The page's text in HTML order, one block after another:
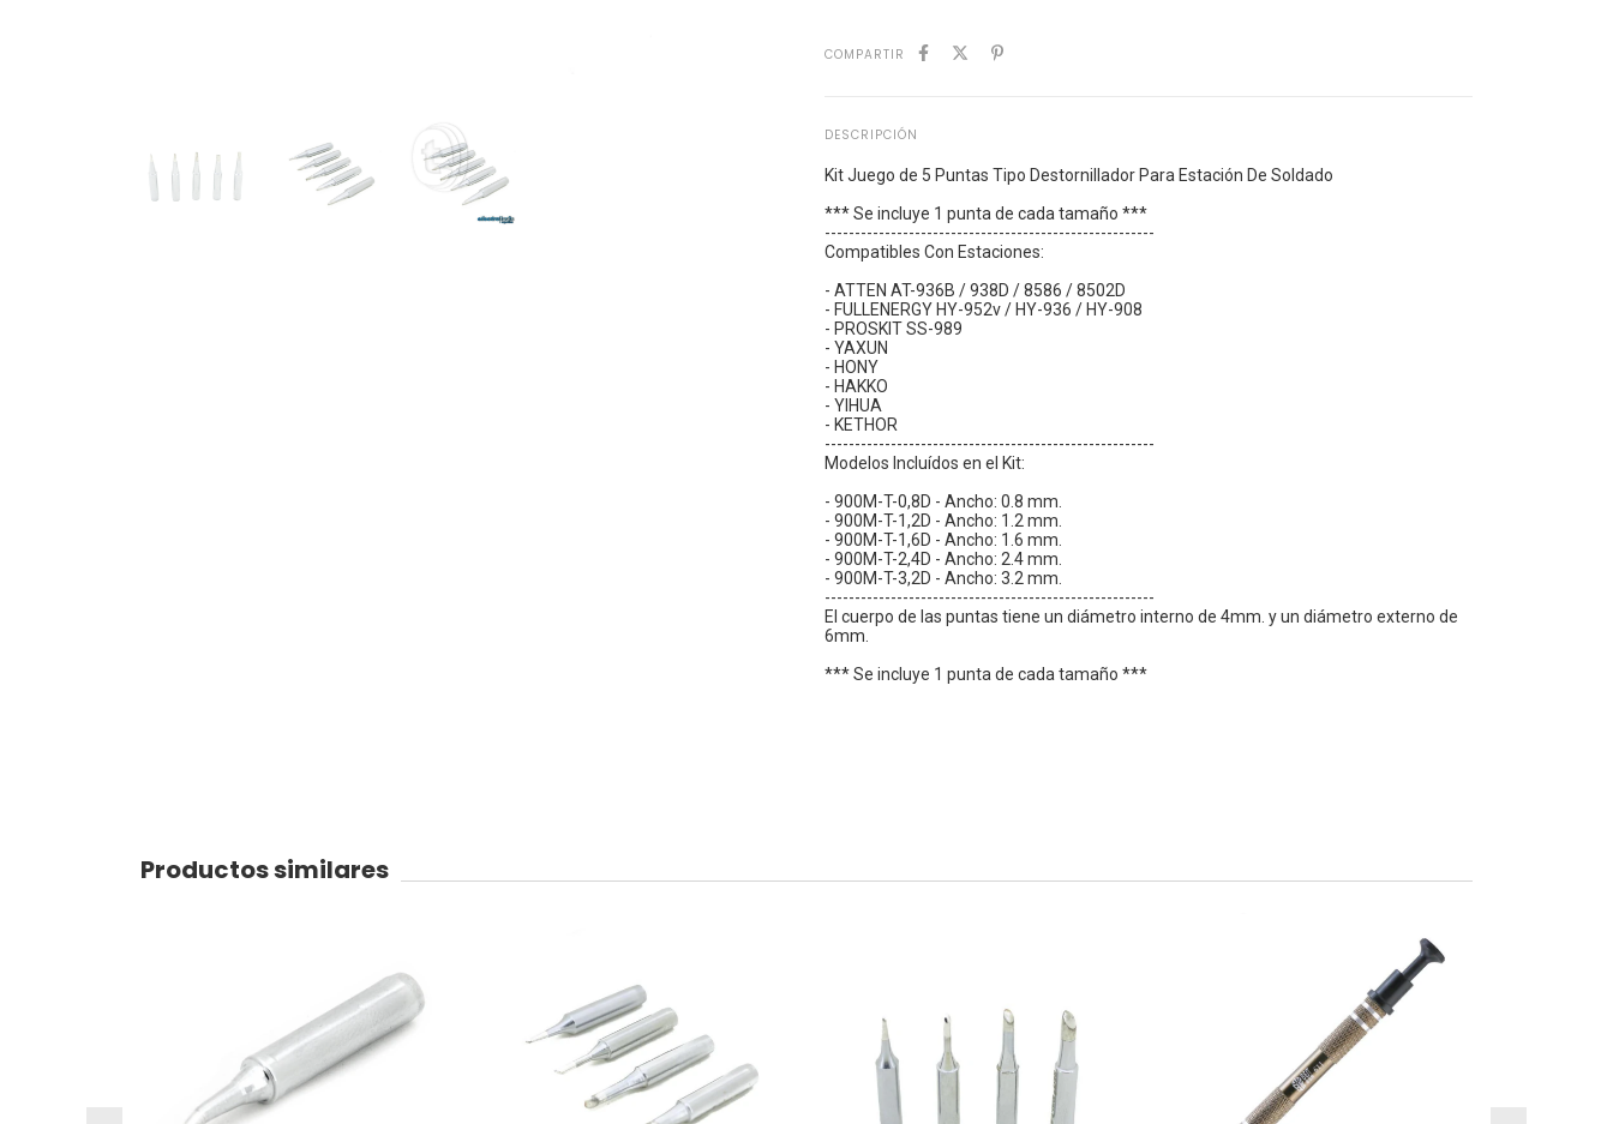
COMPARTIR
DESCRIPCIÓN
Kit Juego de 5 Puntas Tipo Destornillador Para Estación De Soldado
*** Se incluye 1 punta de cada tamaño ***
-------------------------------------------------------
Compatibles Con Estaciones:
- ATTEN AT-936B / 938D / 8586 / 8502D
- FULLENERGY HY-952v / HY-936 / HY-908
- PROSKIT SS-989
- YAXUN
- HONY
- HAKKO
- YIHUA
- KETHOR
-------------------------------------------------------
Modelos Incluídos en el Kit:
- 900M-T-0,8D - Ancho: 0.8 mm.
- 900M-T-1,2D - Ancho: 1.2 mm.
- 900M-T-1,6D - Ancho: 1.6 mm.
- 900M-T-2,4D - Ancho: 2.4 mm.
- 900M-T-3,2D - Ancho: 3.2 mm.
-------------------------------------------------------
El cuerpo de las puntas tiene un diámetro interno de 4mm. y un diámetro externo de
6mm.
*** Se incluye 1 punta de cada tamaño ***
Productos similares